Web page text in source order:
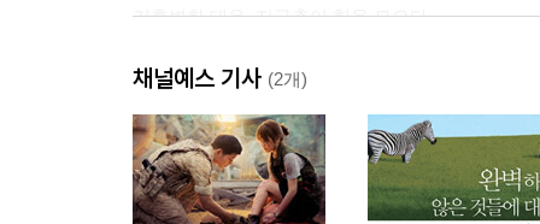
기후변화 대응, 지구촌이 힘을 모으다
3장 한국의 빅리그 진입, 시작은 괜찮다
: 에너지 신산업, 한국 경제의 차세대 간판투수
기후변화협약, 에너지 시장의 판도를 흔들다
에너지 신산업, 100조 원 신시장이 열린다
채널예스 기사 (2개)